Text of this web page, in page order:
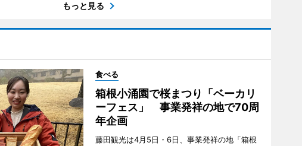
もっと見る
食べる
箱根小涌園で桜まつり「ベーカリ
ーフェス」 事業発祥の地で70周
年企画
藤田観光は4月5日・6日、事業発祥の地「箱根